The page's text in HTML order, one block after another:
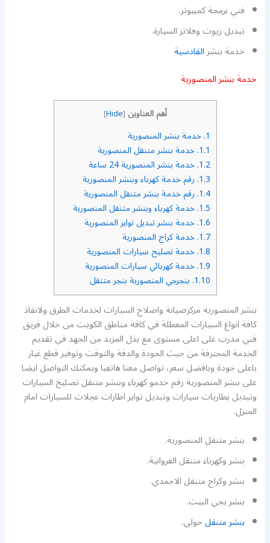
فني برمجة كمبيوتر.
تبديل زيوت وفلاتر السيارة.
خدمة بنشرالقادسية
خدمة بنشر المنصورية
أهم العناوين [
Hide
]
1. خدمة بنشر المنصورية
1.1. خدمة بنشر متنقل المنصورية
1.2. خدمة بنشر المنصورية 24 ساعة
1.3. رقم خدمة كهرباء وبنشر المنصورية
1.4. رقم خدمة بنشر متنقل المنصورية
1.5. خدمة كهرباء وبنشر متنقل المنصورية
1.6. خدمة بنشر تبديل تواير المنصورية
1.7. خدمة كراج المنصورية
1.8. خدمة تصليح سيارات المنصورية
1.9. خدمة كهربائي سيارات المنصورية
1.10. بنجرجي المنصورية بنجر متنقل
بنشر المنصورية مركزصيانة واصلاح السيارات لخدمات الطرق ولانقاذ
كافة انواع السيارات المعطلة في كافة مناطق الكويت من خلال فريق
فني مدرب على اعلى مستوى مع بذل المزيد من الجهد في تقديم
الخدمة المحترفة من حيث الجودة والدقة والتوقت وتوفير قطع غيار
باعلى جودة وبافضل سعر، تواصل معنا هاتفيا ويمكنك التواصل ايضا
على بنشر المنصورية رقم خدمو كهرباء وبنشر متنقل تصليخ السيارات
وتبديل بطاريات سيارات وتبديل تواير اطارات عجلات للسيارات امام
المنزل.
بنشر متنقل المنصورية.
بنشر وكهرباء متنقل الفروانية.
بنشر وكراج متنقل الاحمدي.
بنشر يجي البيت.
بنشر متنقلحولي.